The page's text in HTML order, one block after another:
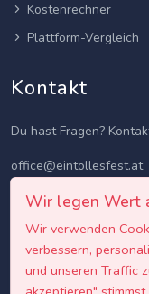
Kostenrechner
Plattform-Vergleich
Kontakt
Du hast Fragen?
office@eintollesfest.at
Wir legen Wert
Wir verwenden
verbessern,
und unseren Traffic